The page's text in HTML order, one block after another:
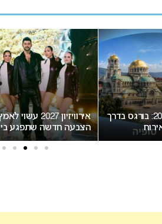
המירוץ לאירוויזיון 2027: בורגס בדרך
אירוויזיון 2027
הצבעה חדשה שתפגע